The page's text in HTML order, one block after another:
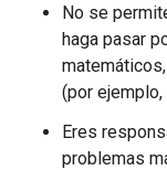
No se
haga pasar
(por ejemplo,
Eres
problemas